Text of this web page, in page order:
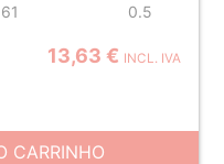
61 0.5
13,63 € INCL. IVA
CARRINHO